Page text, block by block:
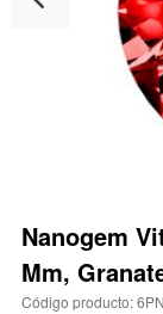
Nanogem
Mm,
Código producto: